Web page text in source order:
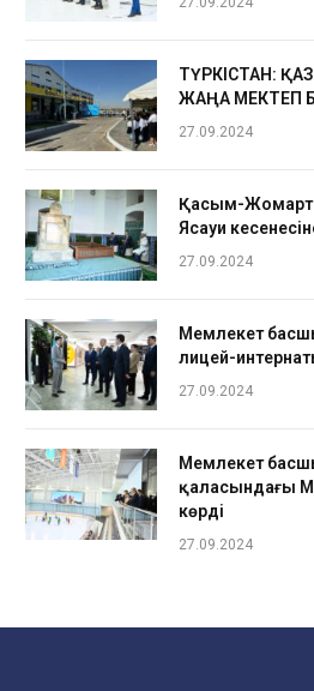
ТҮРКІСТАН:
ЖАҢА МЕКТЕП
27.09.2024
Қасым-Жомарт
Ясауи
27.09.2024
Мемлекет
лицей-
27.09.2024
Мемлекет
қаласындағы
көрді
27.09.2024